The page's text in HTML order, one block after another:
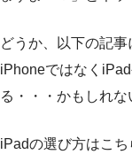
どうか、以下の記事
iPhoneではなく
る・・・かもしれ
iPadの選び方はこ